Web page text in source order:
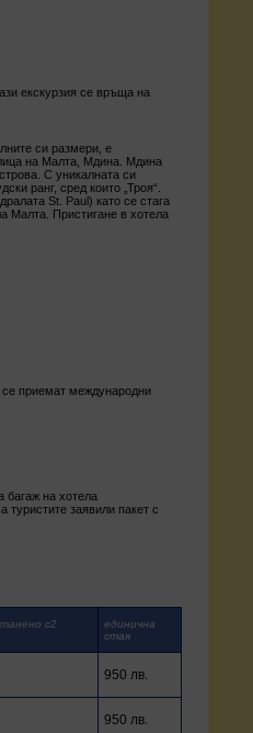
екскурзия се връща на
си размери, е
на Малта, Мдина. Мдина
С уникалната си
ранг, сред които „Троя“.
St. Paul) като се стага
Малта. Пристигане в хотела
приемат международни
багаж на хотела
заявили пакет с
с2
единична
стая
950 лв.
950 лв.